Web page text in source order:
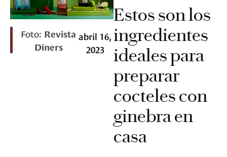
Foto: Revista
Diners
abril 16,
2023
Estos son los
ingredientes
ideales para
preparar
cocteles con
ginebra en
casa